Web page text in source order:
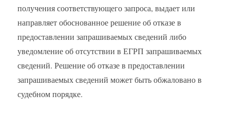
получения соответствующего запроса, выдает или
направляет обоснованное решение об отказе в
предоставлении запрашиваемых сведений либо
уведомление об отсутствии в ЕГРП запрашиваемых
сведений. Решение об отказе в предоставлении
запрашиваемых сведений может быть обжаловано в
судебном порядке.